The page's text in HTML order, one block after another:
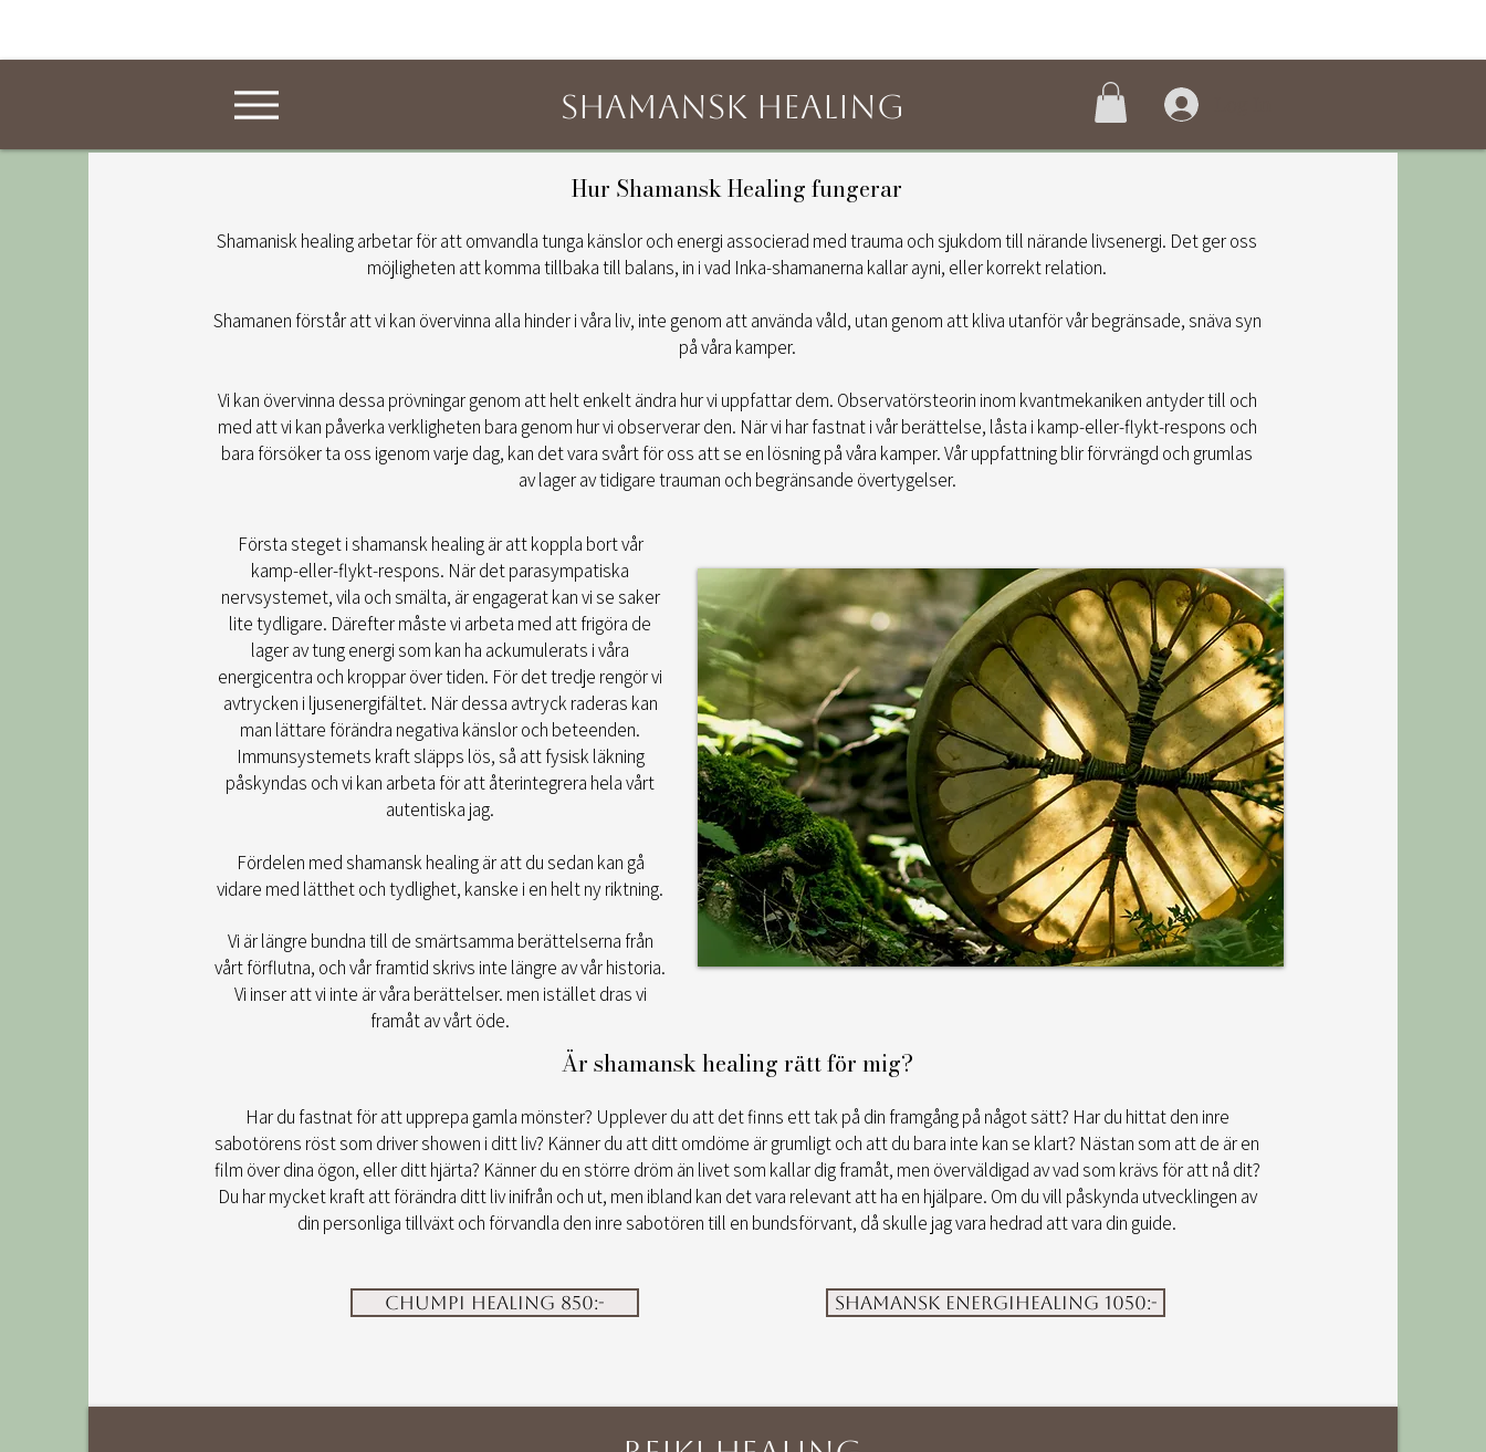
Shamansk Healing
Hur Shamansk Healing fungerar
Shamanisk healing arbetar för att omvandla tunga känslor och energi associerad med trauma och sjukdom till närande livsenergi. Det ger oss
möjligheten att komma tillbaka till balans, in i vad Inka-shamanerna kallar ayni, eller korrekt relation.
Shamanen förstår att vi kan övervinna alla hinder i våra liv, inte genom att använda våld, utan genom att kliva utanför vår begränsade, snäva syn
på våra kamper.
Vi kan övervinna dessa prövningar genom att helt enkelt ändra hur vi uppfattar dem. Observatörsteorin inom kvantmekaniken antyder till och
med att vi kan påverka verkligheten bara genom hur vi observerar den. När vi har fastnat i vår berättelse, låsta i kamp-eller-flykt-respons och
bara försöker ta oss igenom varje dag, kan det vara svårt för oss att se en lösning på våra kamper. Vår uppfattning blir förvrängd och grumlas
av lager av tidigare trauman och begränsande övertygelser.​​
​​Första steget i shamansk healing är att koppla bort vår
kamp-eller-flykt-respons. När det parasympatiska
nervsystemet, vila och smälta, är engagerat kan vi se saker
lite tydligare. Därefter måste vi arbeta med att frigöra de
lager av tung energi som kan ha ackumulerats i våra
energicentra och kroppar över tiden. För det tredje rengör vi
avtrycken i ljusenergifältet. När dessa avtryck raderas kan
man lättare förändra negativa känslor och beteenden.
Immunsystemets kraft släpps lös, så att fysisk läkning
påskyndas och vi kan arbeta för att återintegrera hela vårt
autentiska jag.
Fördelen med shamansk healing är att du sedan kan gå
vidare med lätthet och tydlighet, kanske i en helt ny riktning.
Vi är längre bundna till de smärtsamma berättelserna från
vårt förflutna, och vår framtid skrivs inte längre av vår historia.
Vi inser att vi inte är våra berättelser. men istället dras vi
framåt av vårt öde.
Är shamansk healing rätt för mig?
Har du fastnat för att upprepa gamla mönster? Upplever du att det finns ett tak på din framgång på något sätt? Har du hittat den inre
sabotörens röst som driver showen i ditt liv? Känner du att ditt omdöme är grumligt och att du bara inte kan se klart? Nästan som att de är en
film över dina ögon, eller ditt hjärta? Känner du en större dröm än livet som kallar dig framåt, men överväldigad av vad som krävs för att nå dit?
Du har mycket kraft att förändra ditt liv inifrån och ut, men ibland kan det vara relevant att ha en hjälpare. Om du vill påskynda utvecklingen av
din personliga tillväxt och förvandla den inre sabotören till en bundsförvant, då skulle jag vara hedrad att vara din guide.
Chumpi Healing 850:- Shamansk energihealing 1050:-